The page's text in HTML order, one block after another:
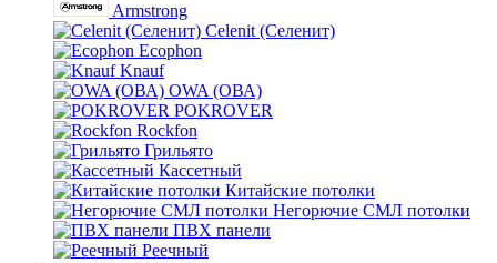
Armstrong
Celenit (Селенит)
Ecophon
Knauf
OWA (ОВА)
POKROVER
Rockfon
Грильято
Кассетный
Китайские потолки
Негорючие СМЛ потолки
ПВХ панели
Реечный